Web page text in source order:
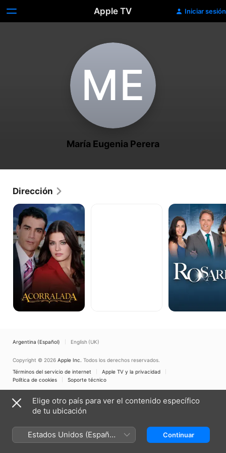
Apple TV Iniciar sesión
M‌E
María Eugenia Perera
Dirección
Acorralada Rosario
Argentina (Español) English (UK)
Copyright © 2026 Apple Inc. Todos los derechos reservados.
Términos del servicio de internet
Apple TV y la privacidad
Política de cookies
Soporte técnico
Elige otro país para ver el contenido específico
de tu ubicación
Estados Unidos (Español
México)
Continuar